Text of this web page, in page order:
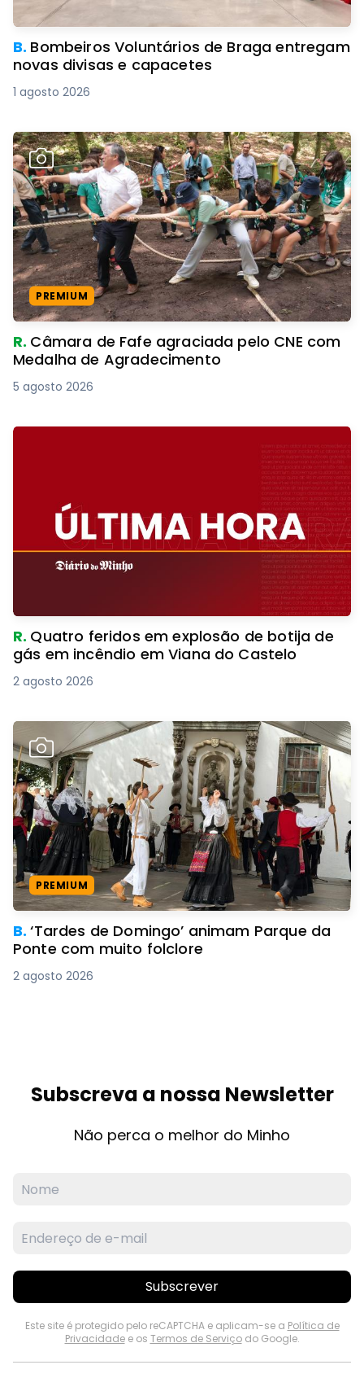
B. Bombeiros Voluntários de Braga entregam
novas divisas e capacetes
1 agosto 2026
PREMIUM
R. Câmara de Fafe agraciada pelo CNE com
Medalha de Agradecimento
5 agosto 2026
R. Quatro feridos em explosão de botija de
gás em incêndio em Viana do Castelo
2 agosto 2026
PREMIUM
B.‘Tardes de Domingo’ animam Parque da
Ponte com muito folclore
2 agosto 2026
Subscreva a nossa Newsletter
Não perca o melhor do Minho
Subscrever
Este site é protegido pelo reCAPTCHA e aplicam-se a Política de
Privacidadee os Termos de Serviçodo Google.